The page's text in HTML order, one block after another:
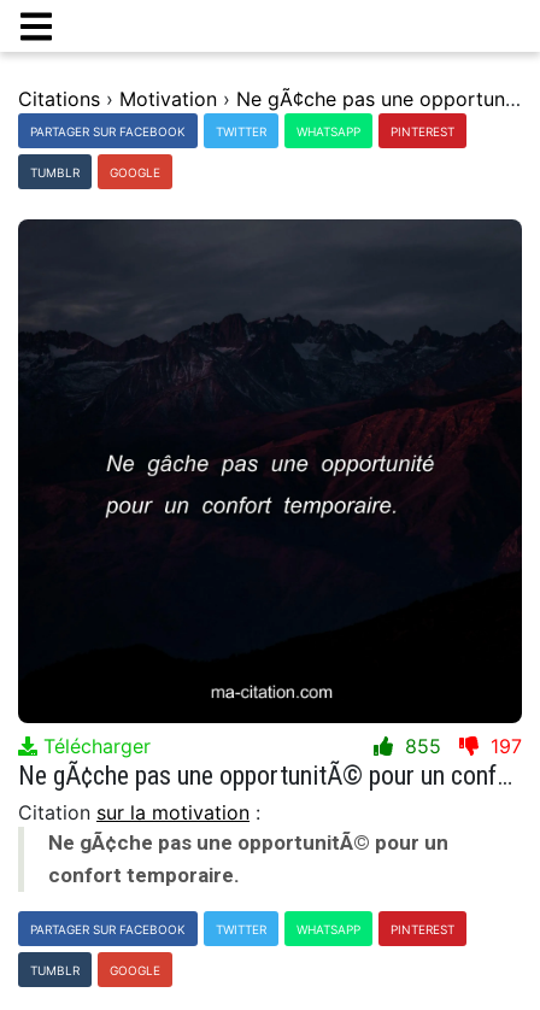
Citations › Motivation › Ne gÃ¢che pas une opportunitÃ© pour un confort temporaire.
PARTAGER SUR FACEBOOK TWITTER WHATSAPP PINTEREST
TUMBLR GOOGLE
Télécharger 855 197
Ne gÃ¢che pas une opportunitÃ© pour un confort temporaire.
Citation sur la motivation :
Ne gÃ¢che pas une opportunitÃ© pour un
confort temporaire.
PARTAGER SUR FACEBOOK TWITTER WHATSAPP PINTEREST
TUMBLR GOOGLE